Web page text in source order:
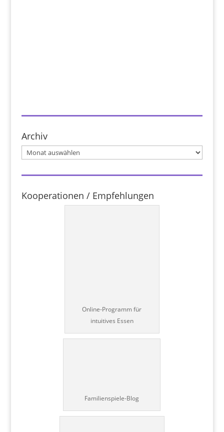
Archiv
Archiv
Kooperationen / Empfehlungen
Online-Programm für
intuitives Essen
Familienspiele-Blog